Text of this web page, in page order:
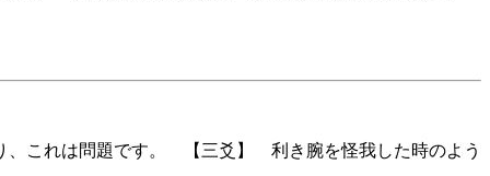
、これは問題です。 【三爻】 利き腕を怪我した時のよう